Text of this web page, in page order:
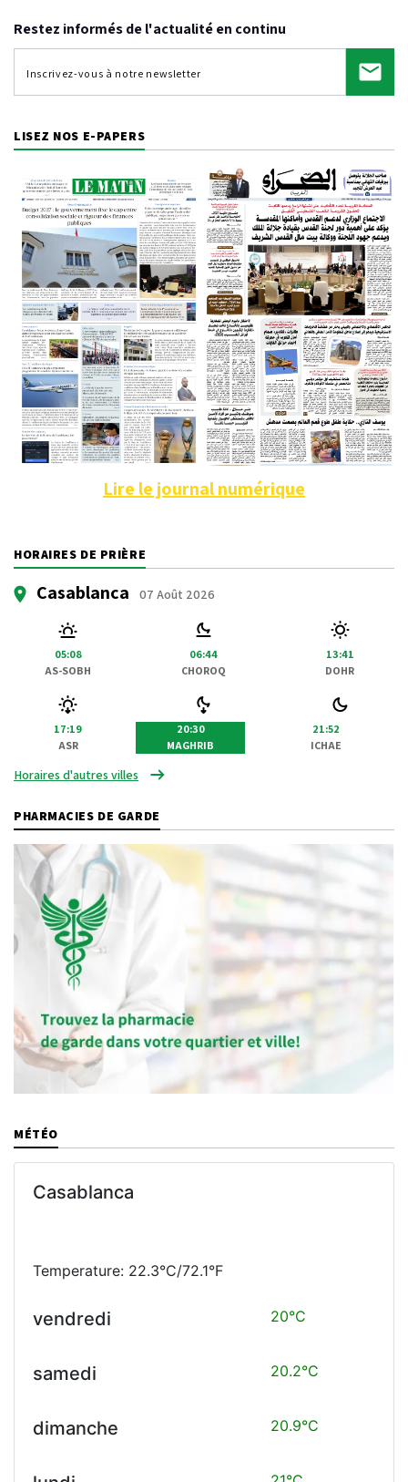
Restez informés de l'actualité en continu
LISEZ NOS E-PAPERS
Lire le journal numérique
HORAIRES DE PRIÈRE
Casablanca 07 Août 2026
05:08
AS-SOBH
06:44
CHOROQ
13:41
DOHR
17:19
ASR
20:30
MAGHRIB
21:52
ICHAE
Horaires d'autres villes
PHARMACIES DE GARDE
MÉTÉO
Casablanca
Temperature: 22.3°C/72.1°F
vendredi 20°C
samedi 20.2°C
dimanche 20.9°C